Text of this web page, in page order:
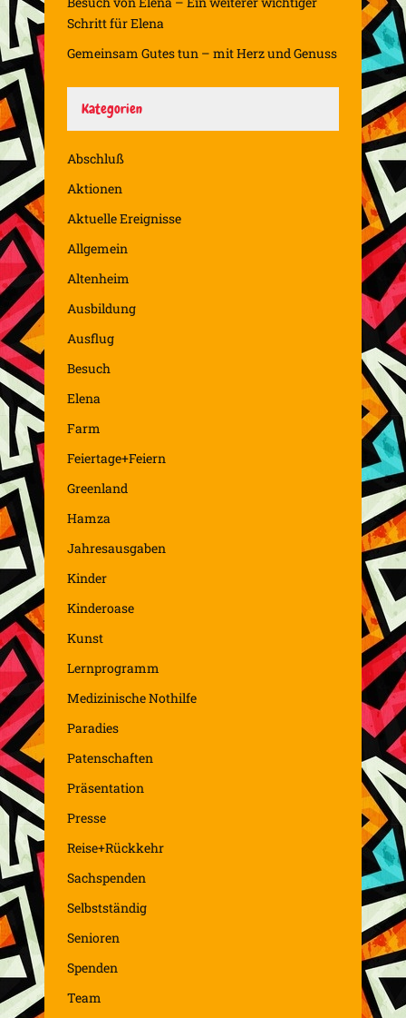
Schritt für Elena
Gemeinsam Gutes tun – mit Herz und Genuss
Kategorien
Abschluß
Aktionen
Aktuelle Ereignisse
Allgemein
Altenheim
Ausbildung
Ausflug
Besuch
Elena
Farm
Feiertage+Feiern
Greenland
Hamza
Jahresausgaben
Kinder
Kinderoase
Kunst
Lernprogramm
Medizinische Nothilfe
Paradies
Patenschaften
Präsentation
Presse
Reise+Rückkehr
Sachspenden
Selbstständig
Senioren
Spenden
Team